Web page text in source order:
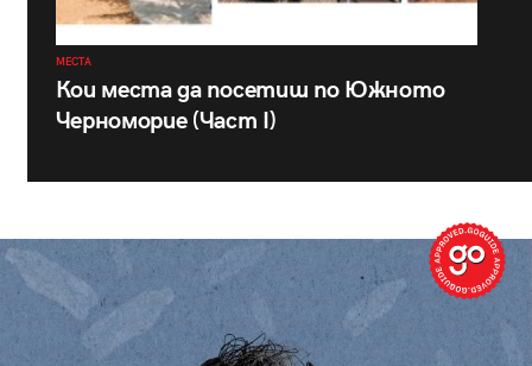
МЕСТА
Кои места да посетиш по Южното
Черноморие (Част I)